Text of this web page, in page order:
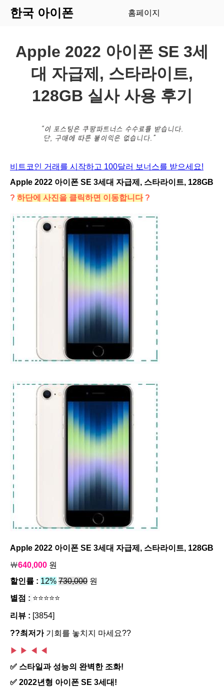
한국 아이폰 홈페이지
Apple 2022 아이폰 SE 3세
대 자급제, 스타라이트,
128GB 실사 사용 후기
비트코인 거래를 시작하고 100달러 보너스를 받으세요!
Apple 2022 아이폰 SE 3세대 자급제, 스타라이트, 128GB
? 하단에 사진을 클릭하면 이동합니다?
Apple 2022 아이폰 SE 3세대 자급제, 스타라이트, 128GB
￦640,000 원
할인률 : 12% 730,000 원
별점 : ⭐⭐⭐⭐⭐
리뷰 : [3854]
??최저가 기회를 놓치지 마세요??
▶ ▶ ◀ ◀
✅ 스타일과 성능의 완벽한 조화!
✅ 2022년형 아이폰 SE 3세대!